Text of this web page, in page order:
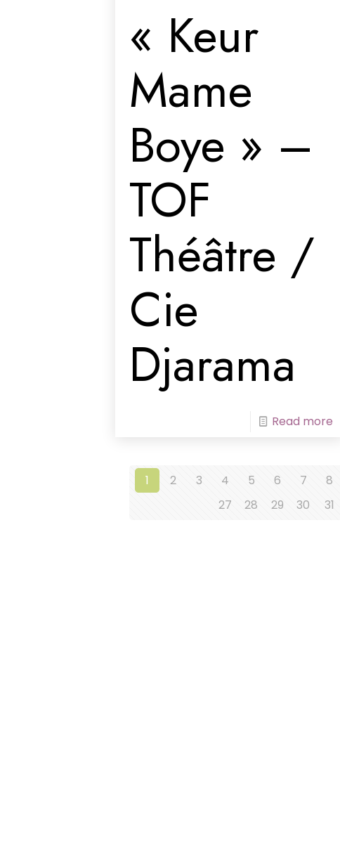
« Keur
Mame
Boye » –
TOF
Théâtre /
Cie
Djarama
Read more
1 2 3 4 5 6 7 8
27
28 29 30 31